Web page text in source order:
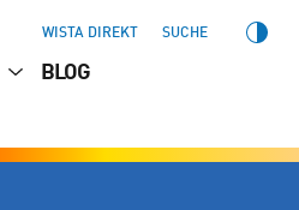
WISTA DIREKT SUCHE
BLOG